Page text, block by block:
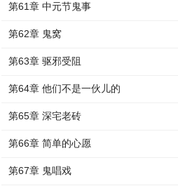
第61章 中元节鬼事
第62章 鬼窝
第63章 驱邪受阻
第64章 他们不是一伙儿的
第65章 深宅老砖
第66章 简单的心愿
第67章 鬼唱戏